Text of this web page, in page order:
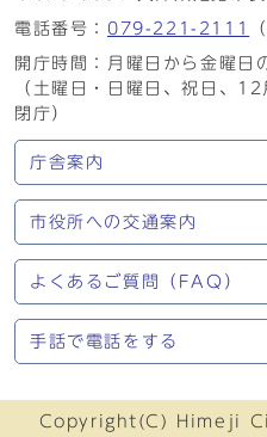
電話番号： 079-221-2111
開庁時間：月曜日から金曜日
（土曜日・日曜日、祝日、
閉庁）
庁舎案内
市役所への交通案内
よくあるご質問（FAQ）
手話で電話をする
Copyright(C) Himeji